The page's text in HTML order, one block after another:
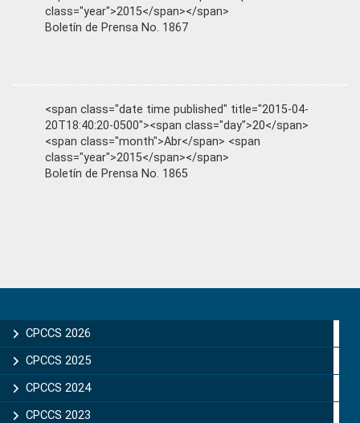
class="year">2015</span></span>
Boletín de Prensa No. 1867
<span class="date time published" title="2015-04-
20T18:40:20-0500"><span class="day">20</span>
<span class="month">Abr</span> <span
class="year">2015</span></span>
Boletín de Prensa No. 1865
Sidebar
CPCCS 2026
CPCCS 2025
CPCCS 2024
CPCCS 2023